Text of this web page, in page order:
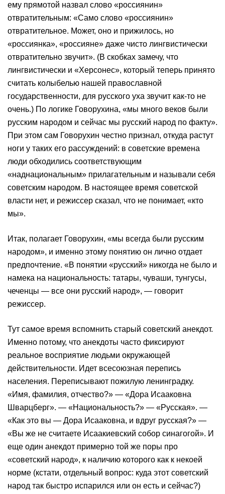
ему прямотой назвал слово «россиянин»
отвратительным: «Само слово «россиянин»
отвратительное. Может, оно и прижилось, но
«россиянка», «россияне» даже чисто лингвистически
отвратительно звучит». (В скобках замечу, что
лингвистически и «Херсонес», который теперь принято
считать колыбелью нашей православной
государственности, для русского уха звучит как-то не
очень.) По логике Говорухина, «мы много веков были
русским народом и сейчас мы русский народ по факту».
При этом сам Говорухин честно признал, откуда растут
ноги у таких его рассуждений: в советские времена
люди обходились соответствующим
«наднациональным» прилагательным и называли себя
советским народом. В настоящее время советской
власти нет, и режиссер сказал, что не понимает, «кто
мы».
Итак, полагает Говорухин, «мы всегда были русским
народом», и именно этому понятию он лично отдает
предпочтение. «В понятии «русский» никогда не было и
намека на национальность: татары, чуваши, тунгусы,
чеченцы — все они русский народ», — говорит
режиссер.
Тут самое время вспомнить старый советский анекдот.
Именно потому, что анекдоты часто фиксируют
реальное восприятие людьми окружающей
действительности. Идет всесоюзная перепись
населения. Переписывают пожилую ленинградку.
«Имя, фамилия, отчество?» — «Дора Исааковна
Шварцберг». — «Национальность?» — «Русская». —
«Как это вы — Дора Исааковна, и вдруг русская?» —
«Вы же не считаете Исаакиевский собор синагогой». И
еще один анекдот примерно той же поры про
«советский народ», к наличию которого как к некоей
норме (кстати, отдельный вопрос: куда этот советский
народ так быстро испарился или он есть и сейчас?)